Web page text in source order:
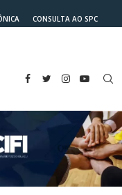
CONSULTA AO SPC